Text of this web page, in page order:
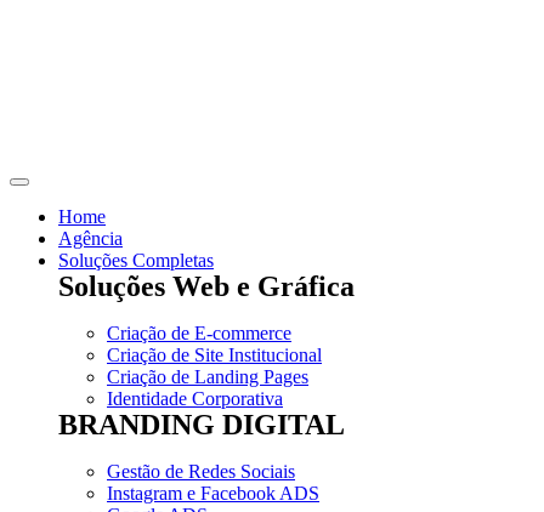
Home
Agência
Soluções Completas
Soluções Web e Gráfica
Criação de E-commerce
Criação de Site Institucional
Criação de Landing Pages
Identidade Corporativa
BRANDING DIGITAL
Gestão de Redes Sociais
Instagram e Facebook ADS